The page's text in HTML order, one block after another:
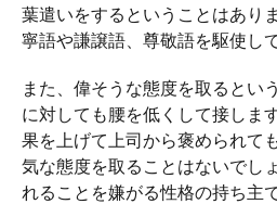
葉遣いをするということはあり
寧語や謙譲語、尊敬語を駆使し
また、偉そうな態度を取るとい
に対しても腰を低くして接しま
果を上げて上司から褒められて
気な態度を取ることはないでし
れることを嫌がる性格の持ち主